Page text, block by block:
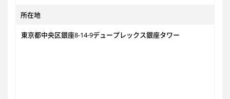
所在地
東京都中央区銀座8-14-9デュープレックス銀座タワー